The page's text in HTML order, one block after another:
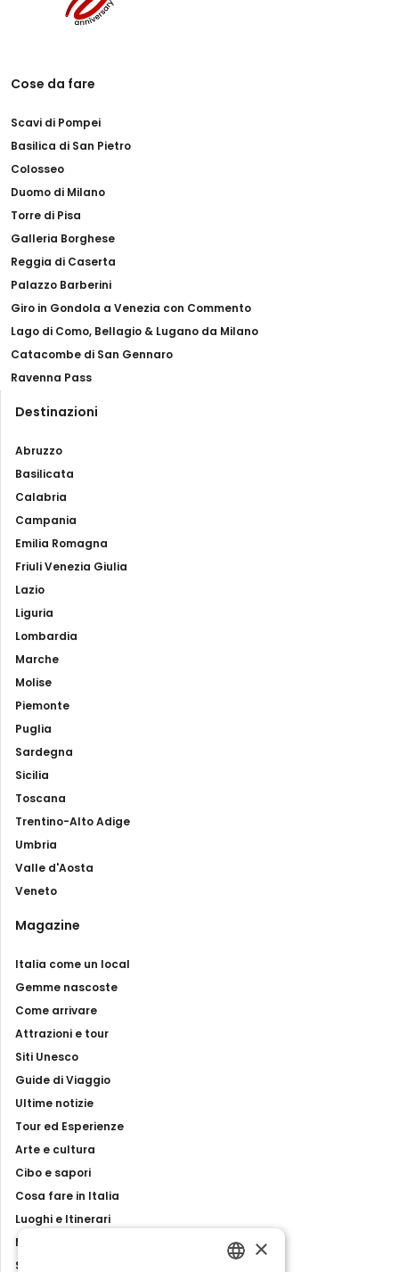
Cose da fare
Scavi di Pompei
Basilica di San Pietro
Colosseo
Duomo di Milano
Torre di Pisa
Galleria Borghese
Reggia di Caserta
Palazzo Barberini
Giro in Gondola a Venezia con Commento
Lago di Como, Bellagio & Lugano da Milano
Catacombe di San Gennaro
Ravenna Pass
Destinazioni
Abruzzo
Basilicata
Calabria
Campania
Emilia Romagna
Friuli Venezia Giulia
Lazio
Liguria
Lombardia
Marche
Molise
Piemonte
Puglia
Sardegna
Sicilia
Toscana
Trentino-Alto Adige
Umbria
Valle d'Aosta
Veneto
Magazine
Italia come un local
Gemme nascoste
Come arrivare
Attrazioni e tour
Siti Unesco
Guide di Viaggio
Ultime notizie
Tour ed Esperienze
Arte e cultura
Cibo e sapori
Cosa fare in Italia
Luoghi e Itinerari
Mostre, eventi e spettacoli
Storie e tradizioni
×